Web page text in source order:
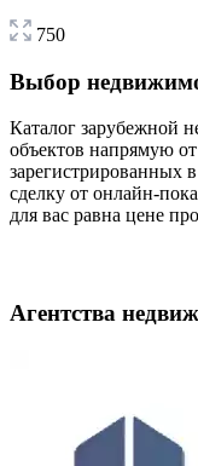
750
Выбор
Каталог зарубежной
объектов напрямую
зарегистрированных
сделку от онлайн-
для вас равна цене
Агентства